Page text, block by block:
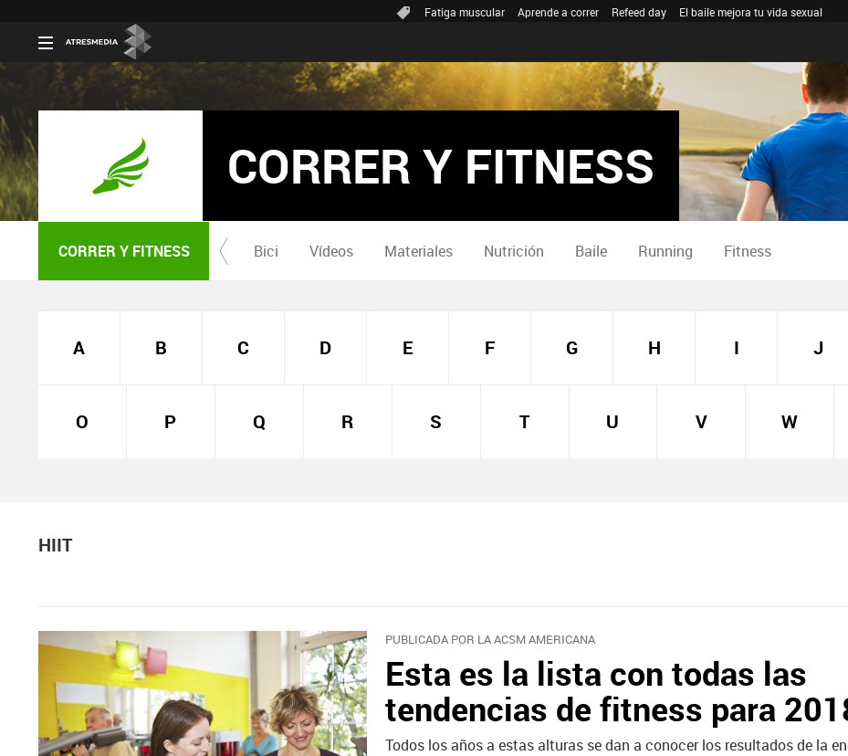
Fatiga muscular Aprende a correr Refeed day El baile mejora tu vida sexual
CORRER Y FITNESS
CORRER Y FITNESS Bici Vídeos Materiales Nutrición Baile Running Fitness
A B C D E F G H I J
O P Q R S T U V W
HIIT
PUBLICADA POR LA ACSM AMERICANA
Esta es la lista con todas las
tendencias de fitness para
Todos los años a estas alturas se dan a conocer los resultados de la